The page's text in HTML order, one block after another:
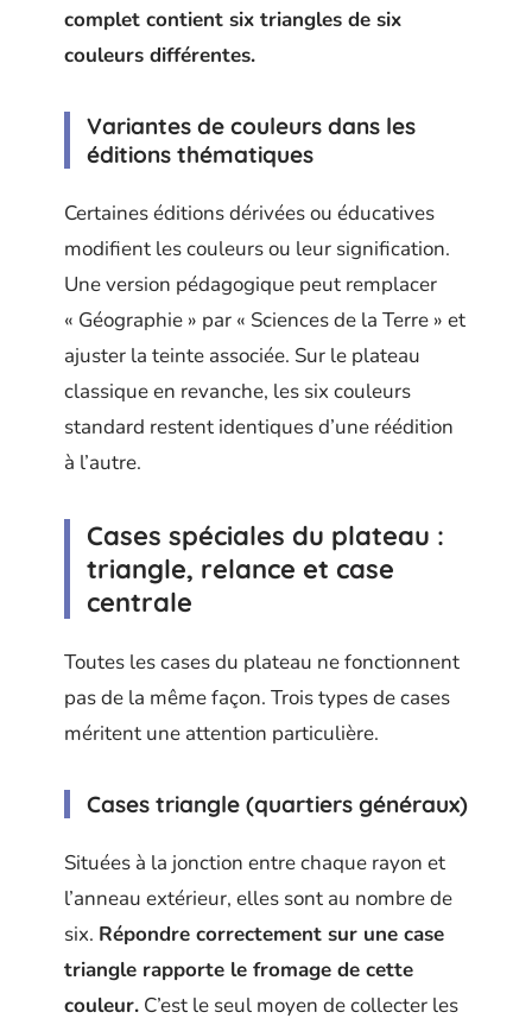
complet contient six triangles de six
couleurs différentes.
Variantes de couleurs dans les
éditions thématiques
Certaines éditions dérivées ou éducatives
modifient les couleurs ou leur signification.
Une version pédagogique peut remplacer
« Géographie » par « Sciences de la Terre » et
ajuster la teinte associée. Sur le plateau
classique en revanche, les six couleurs
standard restent identiques d’une réédition
à l’autre.
Cases spéciales du plateau :
triangle, relance et case
centrale
Toutes les cases du plateau ne fonctionnent
pas de la même façon. Trois types de cases
méritent une attention particulière.
Cases triangle (quartiers généraux)
Situées à la jonction entre chaque rayon et
l’anneau extérieur, elles sont au nombre de
six. Répondre correctement sur une case
triangle rapporte le fromage de cette
couleur. C’est le seul moyen de collecter les